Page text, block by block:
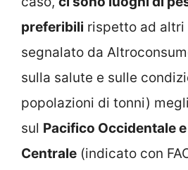
preferibili rispetto ad altri
segnalato da
sulla salute e sulle
popolazioni di tonni)
sul Pacifico Occidentale e
Centrale (indicato con